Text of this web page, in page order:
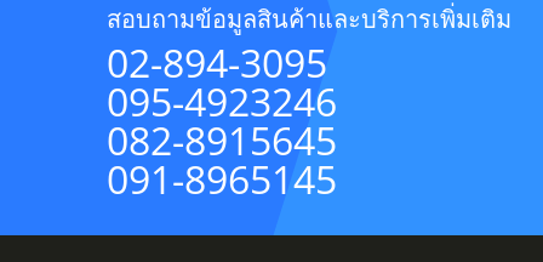
สอบถามข้อมูลสินค้าและบริการเพิ่มเติม
02-894-3095
095-4923246
082-8915645
091-8965145